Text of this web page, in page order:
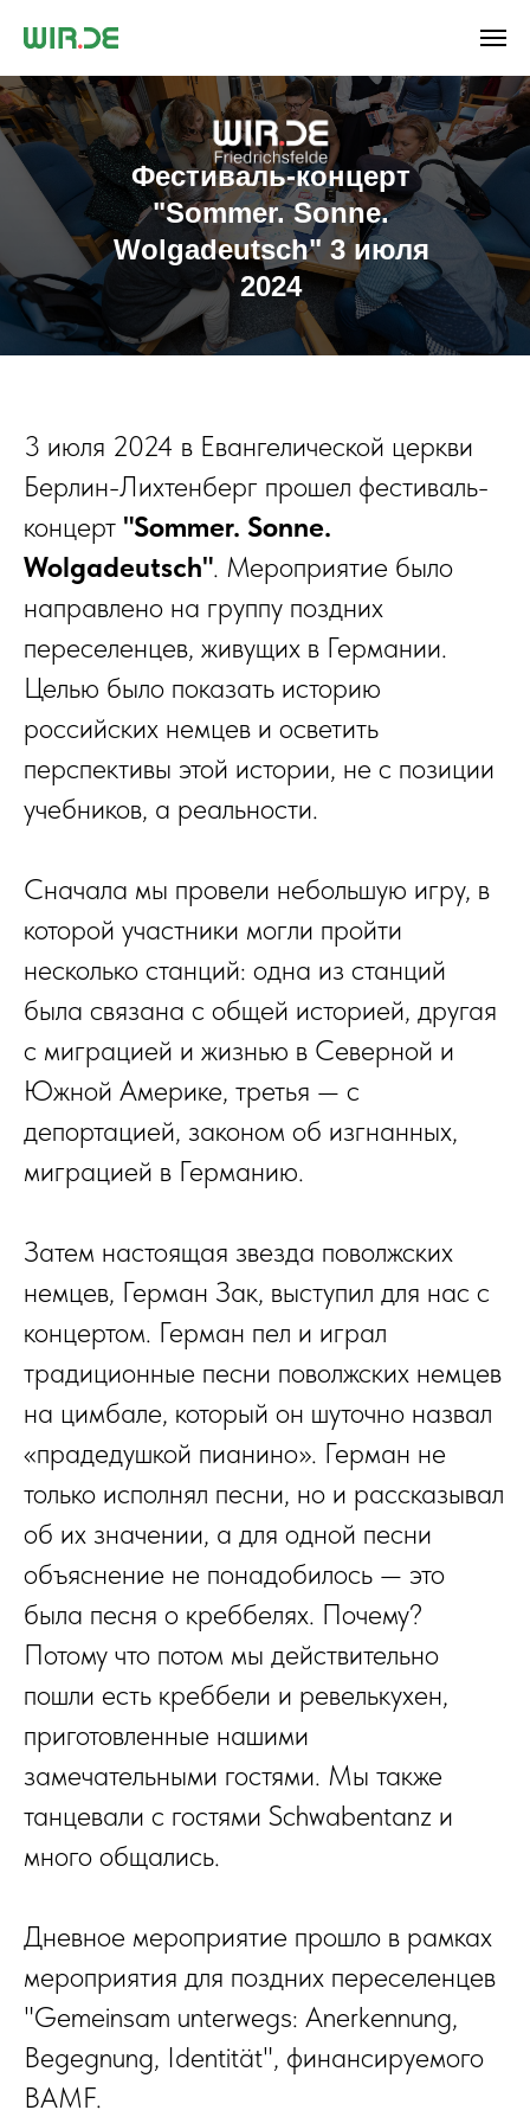
Фестиваль-концерт
"Sommer. Sonne.
Wolgadeutsch" 3 июля
2024
3 июля 2024 в Евангелической церкви
Берлин-Лихтенберг прошел фестиваль-
концерт "Sommer. Sonne.
Wolgadeutsch". Мероприятие было
направлено на группу поздних
переселенцев, живущих в Германии.
Целью было показать историю
российских немцев и осветить
перспективы этой истории, не с позиции
учебников, а реальности.
Сначала мы провели небольшую игру, в
которой участники могли пройти
несколько станций: одна из станций
была связана с общей историей, другая
с миграцией и жизнью в Северной и
Южной Америке, третья — с
депортацией, законом об изгнанных,
миграцией в Германию.
Затем настоящая звезда поволжских
немцев, Герман Зак, выступил для нас с
концертом. Герман пел и играл
традиционные песни поволжских немцев
на цимбале, который он шуточно назвал
«прадедушкой пианино». Герман не
только исполнял песни, но и рассказывал
об их значении, а для одной песни
объяснение не понадобилось — это
была песня о креббелях. Почему?
Потому что потом мы действительно
пошли есть креббели и ревелькухен,
приготовленные нашими
замечательными гостями. Мы также
танцевали с гостями Schwabentanz и
много общались.
Дневное мероприятие прошло в рамках
мероприятия для поздних переселенцев
"Gemeinsam unterwegs: Anerkennung,
Begegnung, Identität", финансируемого
BAMF.